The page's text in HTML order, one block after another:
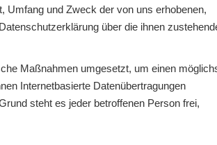
Umfang und Zweck der von uns erhobenen,
über die ihnen
Maßnahmen umgesetzt, um einen
Internetbasierte Datenübertragungen
steht es jeder betroffenen Person frei,